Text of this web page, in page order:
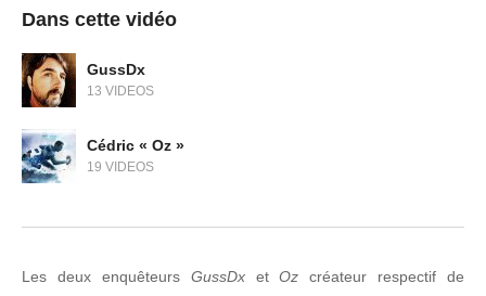
Dans cette vidéo
GussDx
13 VIDEOS
Cédric « Oz »
19 VIDEOS
Les deux enquêteursGussDxetOz créateur respectif de